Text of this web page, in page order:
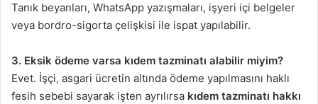
Tanık beyanları, WhatsApp yazışmaları, işyeri içi belgeler
veya bordro-sigorta çelişkisi ile ispat yapılabilir.
3. Eksik ödeme varsa kıdem tazminatı alabilir miyim?
Evet. İşçi, asgari ücretin altında ödeme yapılmasını haklı
fesih sebebi sayarak işten ayrılırsa kıdem tazminatı hakkı